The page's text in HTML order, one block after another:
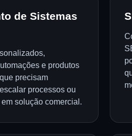
de Sistemas
e produtos
precisam
processos ou
solução comercial.